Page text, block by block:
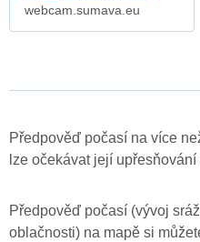
webcam.sumava.eu
Předpověď počasí na více
lze očekávat její
Předpověď počasí (vývoj
oblačnosti) na mapě si